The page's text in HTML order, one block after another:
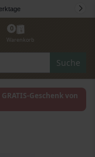
Suche
0
Warenkorb
Geschenk von